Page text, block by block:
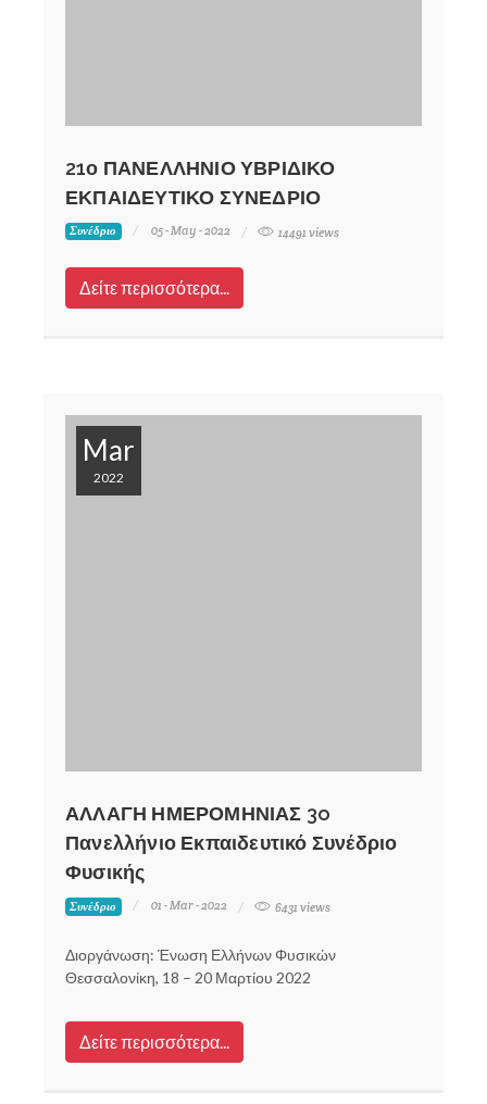
21ο ΠΑΝΕΛΛΗΝΙΟ ΥΒΡΙΔΙΚΟ
ΕΚΠΑΙΔΕΥΤΙΚΟ ΣΥΝΕΔΡΙΟ
Συνέδριο 05 - May - 2022 14491 views
Δείτε περισσότερα...
Mar
2022
ΑΛΛΑΓΗ ΗΜΕΡΟΜΗΝΙΑΣ 3o
Πανελλήνιο Εκπαιδευτικό Συνέδριο
Φυσικής
Συνέδριο 01 - Mar - 2022 6431 views
Διοργάνωση: Ένωση Ελλήνων Φυσικών
Θεσσαλονίκη, 18 – 20 Μαρτίου 2022
Δείτε περισσότερα...